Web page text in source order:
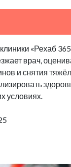
«Рехаб
врач,
и снятия
условиях.